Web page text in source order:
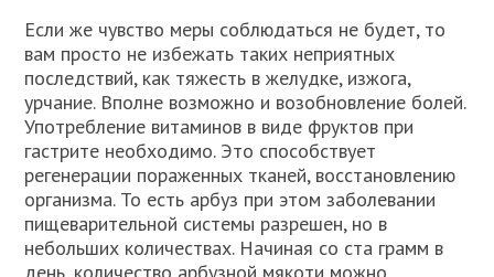
Если же чувство меры соблюдаться не будет, то
вам просто не избежать таких неприятных
последствий, как тяжесть в желудке, изжога,
урчание. Вполне возможно и возобновление болей.
Употребление витаминов в виде фруктов при
гастрите необходимо. Это способствует
регенерации пораженных тканей, восстановлению
организма. То есть арбуз при этом заболевании
пищеварительной системы разрешен, но в
небольших количествах. Начиная со ста грамм в